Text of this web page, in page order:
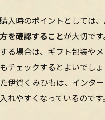
購入時のポイントとしては、
方を確認することが大切で
する場合は、ギフト包装や
もチェックするとよいでし
た伊賀くみひもは、インタ
入れやすくなっているのです。